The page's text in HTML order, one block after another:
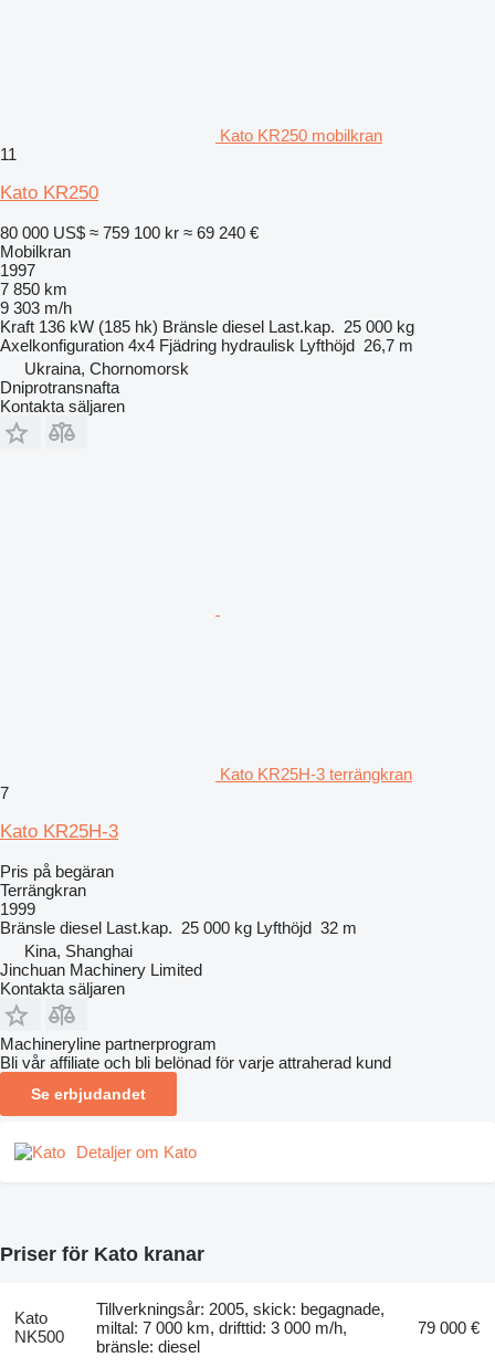
Kato KR250 mobilkran
11
Kato KR250
80 000 US$ ≈ 759 100 kr ≈ 69 240 €
Mobilkran
1997
7 850 km
9 303 m/h
Kraft 136 kW (185 hk) Bränsle diesel Last.kap. 25 000 kg
Axelkonfiguration 4x4 Fjädring hydraulisk Lyfthöjd 26,7 m
Ukraina, Chornomorsk
Dniprotransnafta
Kontakta säljaren
Kato KR25H-3 terrängkran
7
Kato KR25H-3
Pris på begäran
Terrängkran
1999
Bränsle diesel Last.kap. 25 000 kg Lyfthöjd 32 m
Kina, Shanghai
Jinchuan Machinery Limited
Kontakta säljaren
Machineryline partnerprogram
Bli vår affiliate och bli belönad för varje attraherad kund
Se erbjudandet
Detaljer om Kato
Priser för Kato kranar
Kato
NK500
Tillverkningsår: 2005, skick: begagnade,
miltal: 7 000 km, drifttid: 3 000 m/h,
bränsle: diesel
79 000 €